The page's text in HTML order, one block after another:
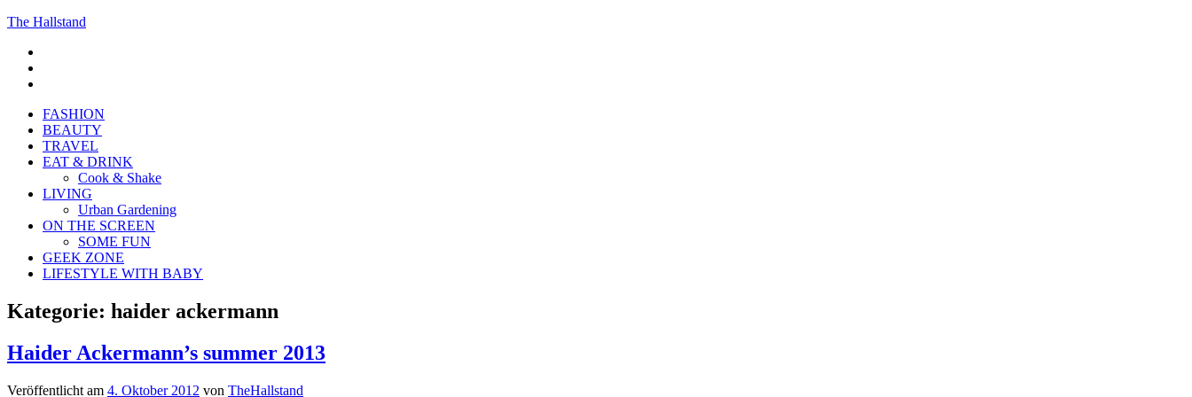
The Hallstand
FASHION
BEAUTY
TRAVEL
EAT & DRINK
Cook & Shake
LIVING
Urban Gardening
ON THE SCREEN
SOME FUN
GEEK ZONE
LIFESTYLE WITH BABY
Kategorie: haider ackermann
Haider Ackermann’s summer 2013
Veröffentlicht am 4. Oktober 2012 von TheHallstand